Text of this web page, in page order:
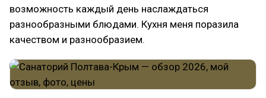
возможность каждый день наслаждаться
разнообразными блюдами. Кухня меня поразила
качеством и разнообразием.